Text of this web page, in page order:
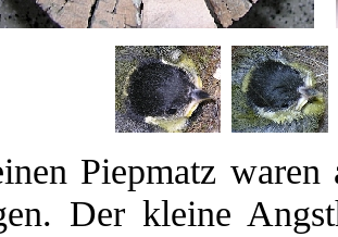
Piepmatz
Der kleine